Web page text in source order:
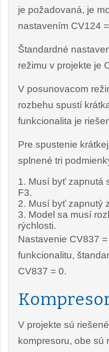
je požadovaná, je
nastavením CV124
Štandardné
režimu v projekte je
V posunovacom
rozbehu spustí
funkcionalita je
Pre spustenie
splnené tri
Musí byť zapnutá
F3.
Musí byť zapnutý
Model sa musí
rýchlosti.
Nastavenie CV837
funkcionalitu,
CV837 = 0.
V projekte sú
kompresoru, obe sú